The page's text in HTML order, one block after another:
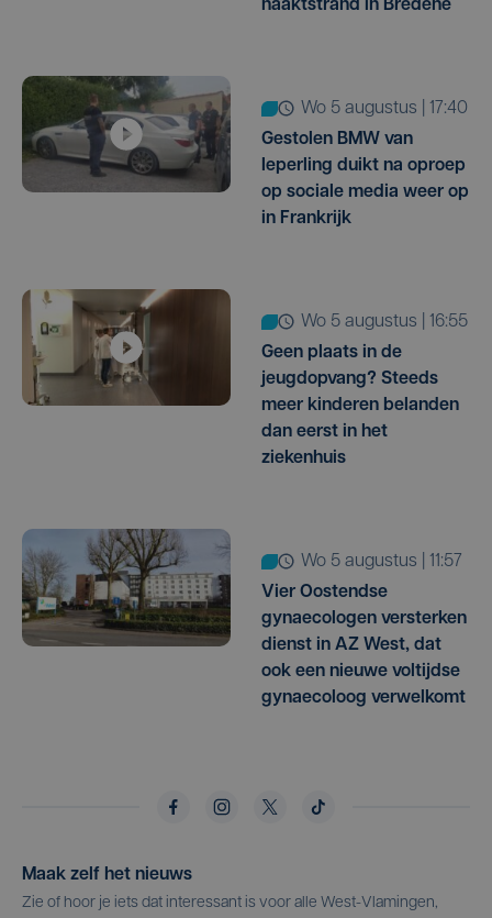
naaktstrand in Bredene
wo 5 augustus | 17:40
Gestolen BMW van
Ieperling duikt na oproep
op sociale media weer op
in Frankrijk
wo 5 augustus | 16:55
Geen plaats in de
jeugdopvang? Steeds
meer kinderen belanden
dan eerst in het
ziekenhuis
wo 5 augustus | 11:57
Vier Oostendse
gynaecologen versterken
dienst in AZ West, dat
ook een nieuwe voltijdse
gynaecoloog verwelkomt
Maak zelf het nieuws
Zie of hoor je iets dat interessant is voor alle West-Vlamingen,